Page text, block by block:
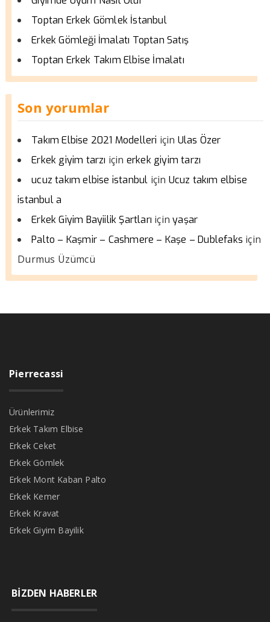
Toptan Erkek Gömlek İstanbul
Erkek Gömleği İmalatı Toptan Satış
Toptan Erkek Takım Elbise İmalatı
Son yorumlar
Takım Elbise 2021 Modelleri için Ulas Özer
Erkek giyim tarzı için erkek giyim tarzı
ucuz takım elbise istanbul için Ucuz takım elbise
istanbul a
Erkek Giyim Bayiilik Şartları içinyaşar
Palto – Kaşmir – Cashmere – Kaşe – Dublefaks için
Durmus Üzümcü
Pierrecassi
Ürünlerimiz
Erkek Takım Elbise
Erkek Ceket
Erkek Gömlek
Erkek Mont Kaban Palto
Erkek Kemer
Erkek Kravat
Erkek Giyim Bayilik
BİZDEN HABERLER